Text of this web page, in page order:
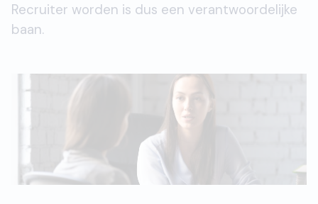
Recruiter worden is dus een verantwoordelijke
baan.